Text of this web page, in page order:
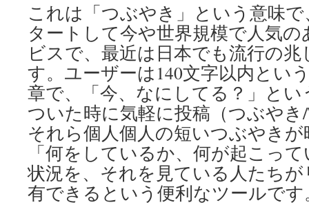
これは「つぶやき」という意味
タートして今や世界規模で人気
ビスで、最近は日本でも流行の
す。ユーザーは140文字以内とい
章で、「今、なにしてる？」と
ついた時に気軽に投稿（つぶやき
それら個人個人の短いつぶやき
「何をしているか、何が起こっ
状況を、それを見ている人たち
有できるという便利なツールです